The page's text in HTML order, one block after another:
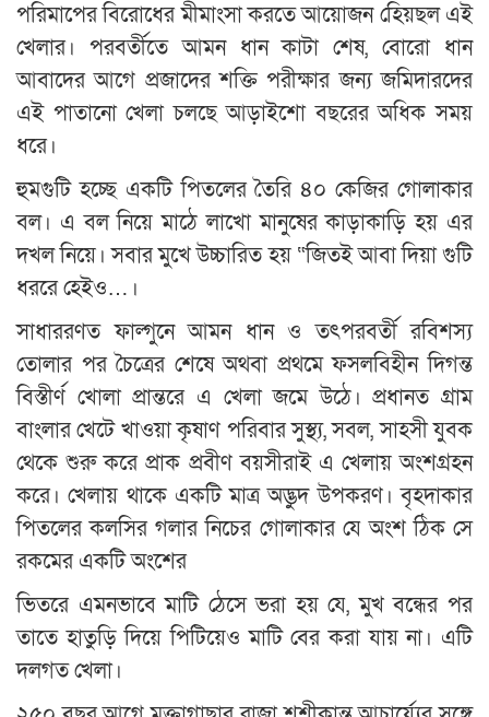
পরিমাপের বিরোধের মীমাংসা করতে আয়োজন হেিয়ছল এই
খেলার। পরবর্তীতে আমন ধান কাটা শেষ, বোরো ধান
আবাদের আগে প্রজাদের শক্তি পরীক্ষার জন্য জমিদারদের
এই পাতানো খেলা চলছে আড়াইশো বছরের অধিক সময়
ধরে।
হুমগুটি হচ্ছে একটি পিতলের তৈরি ৪০ কেজির গোলাকার
বল। এ বল নিয়ে মাঠে লাখো মানুষের কাড়াকাড়ি হয় এর
দখল নিয়ে। সবার মুখে উচ্চারিত হয় “জিতই আবা দিয়া গুটি
ধররে হেইও…।
সাধাররণত ফাল্গুনে আমন ধান ও তৎপরবর্তী রবিশস্য
তোলার পর চৈত্রের শেষে অথবা প্রথমে ফসলবিহীন দিগন্ত
বিস্তীর্ণ খোলা প্রান্তরে এ খেলা জমে উঠে। প্রধানত গ্রাম
বাংলার খেটে খাওয়া কৃষাণ পরিবার সুস্থ্য, সবল, সাহসী যুবক
থেকে শুরু করে প্রাক প্রবীণ বয়সীরাই এ খেলায় অংশগ্রহন
করে। খেলায় থাকে একটি মাত্র অদ্ভুদ উপকরণ। বৃহদাকার
পিতলের কলসির গলার নিচের গোলাকার যে অংশ ঠিক সে
রকমের একটি অংশের
ভিতরে এমনভাবে মাটি ঠেসে ভরা হয় যে, মুখ বন্ধের পর
তাতে হাতুড়ি দিয়ে পিটিয়েও মাটি বের করা যায় না। এটি
দলগত খেলা।